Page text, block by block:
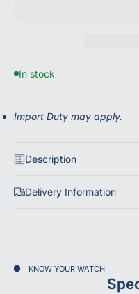
In stock
Import Duty may apply.
Description
Delivery Information
KNOW YOUR WATCH